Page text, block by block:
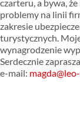
czarteru, a bywa,
problemy na linii
zakresie
turystycznych.
wynagrodzenie
Serdecznie
e-mail: